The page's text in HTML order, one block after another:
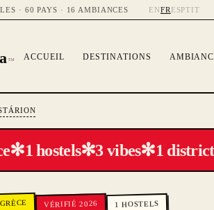
· 60 PAYS · 16 AMBIANCES ENFR ESPTIT
™ ACCUEIL DESTINATIONS
✻1 hostels✻3 vibes✻1
GRÈCE VÉRIFIÉ 2026 1 HOSTELS